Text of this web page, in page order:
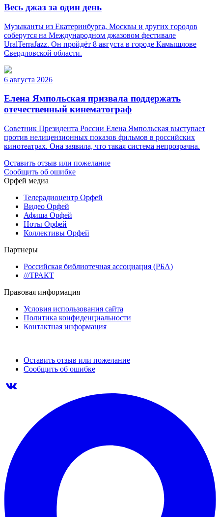
Весь джаз за один день
Музыканты из Екатеринбурга, Москвы и других городов
соберутся на Международном джазовом фестивале
UralTerraJazz. Он пройдёт 8 августа в городе Камышлове
Свердловской области.
6 августа 2026
Елена Ямпольская призвала поддержать
отечественный кинематограф
Советник Президента России Елена Ямпольская выступает
против нелицензионных показов фильмов в российских
кинотеатрах. Она заявила, что такая система непрозрачна.
Оставить отзыв или пожелание
Сообщить об ошибке
Орфей медиа
Телерадиоцентр Орфей
Видео Орфей
Афиша Орфей
Ноты Орфей
Коллективы Орфей
Партнеры
Российская библиотечная ассоциация (РБА)
///ТРАКТ
Правовая информация
Условия использования сайта
Политика конфиденциальности
Контактная информация
Оставить отзыв или пожелание
Сообщить об ошибке